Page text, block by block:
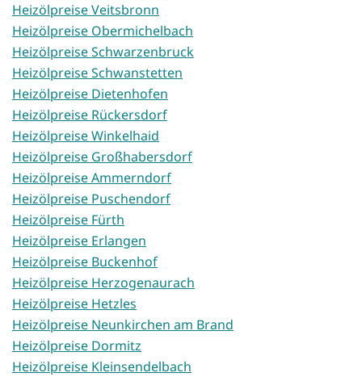
Heizölpreise Veitsbronn
Heizölpreise Obermichelbach
Heizölpreise Schwarzenbruck
Heizölpreise Schwanstetten
Heizölpreise Dietenhofen
Heizölpreise Rückersdorf
Heizölpreise Winkelhaid
Heizölpreise Großhabersdorf
Heizölpreise Ammerndorf
Heizölpreise Puschendorf
Heizölpreise Fürth
Heizölpreise Erlangen
Heizölpreise Buckenhof
Heizölpreise Herzogenaurach
Heizölpreise Hetzles
Heizölpreise Neunkirchen am Brand
Heizölpreise Dormitz
Heizölpreise Kleinsendelbach